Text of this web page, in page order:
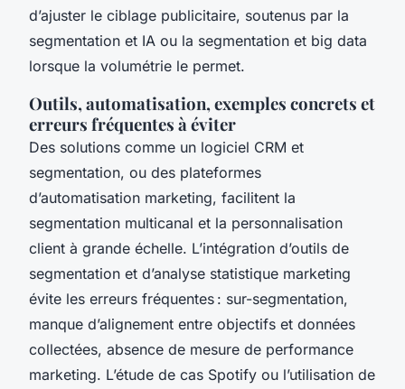
d’ajuster le ciblage publicitaire, soutenus par la
segmentation et IA ou la segmentation et big data
lorsque la volumétrie le permet.
Outils, automatisation, exemples concrets et
erreurs fréquentes à éviter
Des solutions comme un logiciel CRM et
segmentation, ou des plateformes
d’automatisation marketing, facilitent la
segmentation multicanal et la personnalisation
client à grande échelle. L’intégration d’outils de
segmentation et d’analyse statistique marketing
évite les erreurs fréquentes : sur-segmentation,
manque d’alignement entre objectifs et données
collectées, absence de mesure de performance
marketing. L’étude de cas Spotify ou l’utilisation de